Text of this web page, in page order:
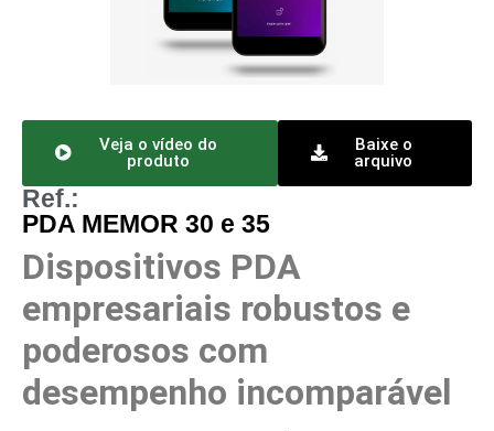
Veja o vídeo do
produto
Baixe o
arquivo
Ref.:
PDA MEMOR 30 e 35
Dispositivos PDA
empresariais robustos e
poderosos com
desempenho incomparável